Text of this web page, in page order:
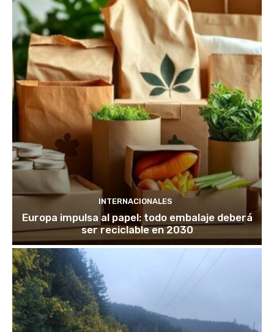
INTERNACIONALES
Europa impulsa al papel: todo embalaje deberá
ser reciclable en 2030